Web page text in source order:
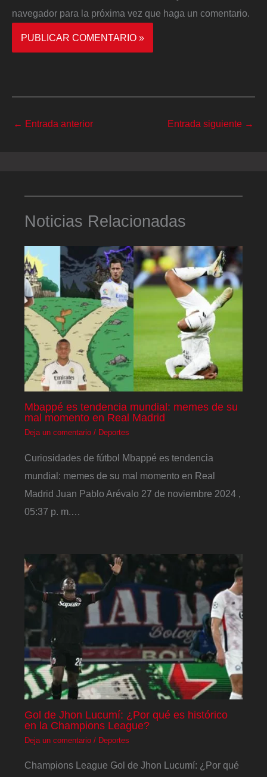
navegador para la próxima vez que haga un comentario.
← Entrada anterior Entrada siguiente →
Noticias Relacionadas
Mbappé es tendencia mundial: memes de su
mal momento en Real Madrid
Deja un comentario / Deportes
Curiosidades de fútbol Mbappé es tendencia
mundial: memes de su mal momento en Real
Madrid Juan Pablo Arévalo 27 de noviembre 2024 ,
05:37 p. m.…
Gol de Jhon Lucumí: ¿Por qué es histórico
en la Champions League?
Deja un comentario / Deportes
Champions League Gol de Jhon Lucumí: ¿Por qué